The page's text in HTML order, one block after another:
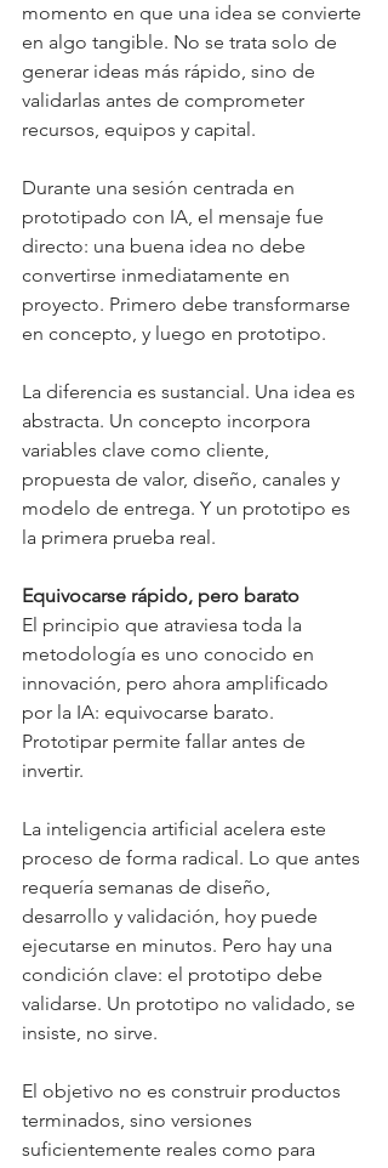
momento en que una idea se convierte
en algo tangible. No se trata solo de
generar ideas más rápido, sino de
validarlas antes de comprometer
recursos, equipos y capital.
Durante una sesión centrada en
prototipado con IA, el mensaje fue
directo: una buena idea no debe
convertirse inmediatamente en
proyecto. Primero debe transformarse
en concepto, y luego en prototipo.
La diferencia es sustancial. Una idea es
abstracta. Un concepto incorpora
variables clave como cliente,
propuesta de valor, diseño, canales y
modelo de entrega. Y un prototipo es
la primera prueba real.
Equivocarse rápido, pero barato
El principio que atraviesa toda la
metodología es uno conocido en
innovación, pero ahora amplificado
por la IA: equivocarse barato.
Prototipar permite fallar antes de
invertir.
La inteligencia artificial acelera este
proceso de forma radical. Lo que antes
requería semanas de diseño,
desarrollo y validación, hoy puede
ejecutarse en minutos. Pero hay una
condición clave: el prototipo debe
validarse. Un prototipo no validado, se
insiste, no sirve.
El objetivo no es construir productos
terminados, sino versiones
suficientemente reales como para